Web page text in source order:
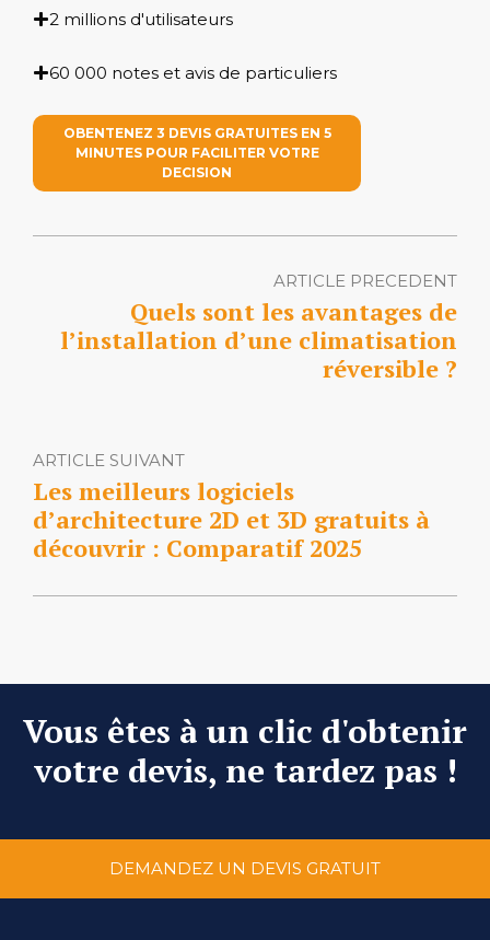
2 millions d'utilisateurs
60 000 notes et avis de particuliers
OBENTENEZ 3 DEVIS GRATUITES EN 5
MINUTES POUR FACILITER VOTRE
DECISION
ARTICLE PRECEDENT
Quels sont les avantages de
l’installation d’une climatisation
réversible ?
ARTICLE SUIVANT
Les meilleurs logiciels
d’architecture 2D et 3D gratuits à
découvrir : Comparatif 2025
Vous êtes à un clic d'obtenir
votre devis, ne tardez pas !
DEMANDEZ UN DEVIS GRATUIT